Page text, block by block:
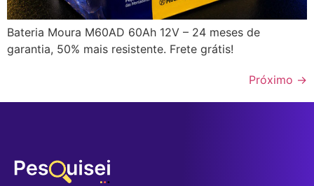
Bateria Moura M60AD 60Ah 12V – 24 meses de
garantia, 50% mais resistente. Frete grátis!
Próximo →